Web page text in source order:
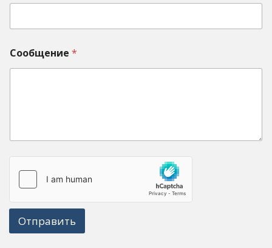
Сообщение *
Отправить